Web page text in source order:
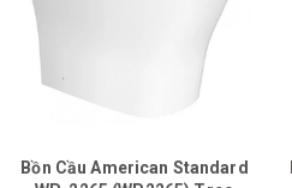
Bồn Cầu American Standard